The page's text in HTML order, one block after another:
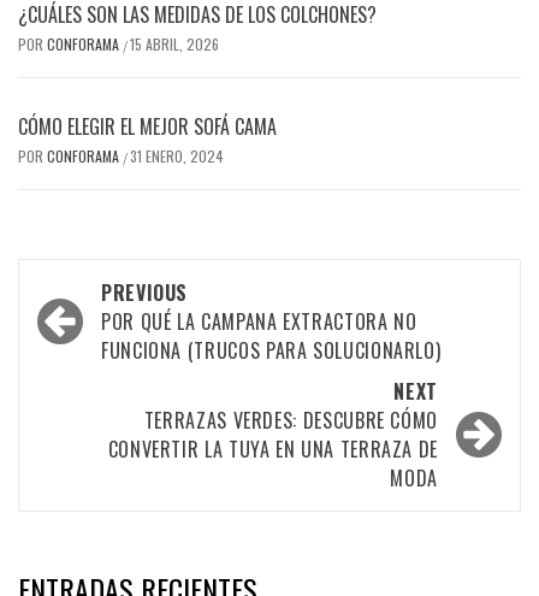
¿CUÁLES SON LAS MEDIDAS DE LOS COLCHONES?
POR CONFORAMA /15 ABRIL, 2026
CÓMO ELEGIR EL MEJOR SOFÁ CAMA
POR CONFORAMA /31 ENERO, 2024
Post
navigation
PREVIOUS
POR QUÉ LA CAMPANA EXTRACTORA NO
FUNCIONA (TRUCOS PARA SOLUCIONARLO)
NEXT
TERRAZAS VERDES: DESCUBRE CÓMO
CONVERTIR LA TUYA EN UNA TERRAZA DE
MODA